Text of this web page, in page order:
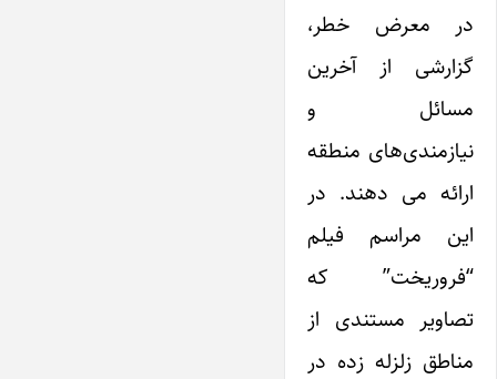
در معرض خطر،
گزارشی از آخرین
مسائل و
نیازمندی‌های منطقه
ارائه می دهند. در
این مراسم فیلم
“فروریخت” که
تصاویر مستندی از
مناطق زلزله زده در